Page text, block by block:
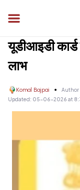
यूडीआइडी
लाभ
Komal Bajpai
Author
Updated: 05-06-2026 at